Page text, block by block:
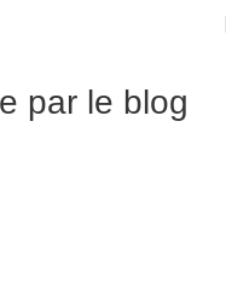
par le blog